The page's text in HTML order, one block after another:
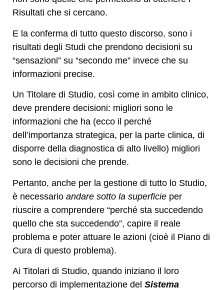
Risultati che si cercano.
E la conferma di tutto questo discorso, sono i
risultati degli Studi che prendono decisioni su
“sensazioni” su “secondo me” invece che su
informazioni precise.
Un Titolare di Studio, così come in ambito clinico,
deve prendere decisioni: migliori sono le
informazioni che ha (ecco il perché
dell’importanza strategica, per la parte clinica, di
disporre della diagnostica di alto livello) migliori
sono le decisioni che prende.
Pertanto, anche per la gestione di tutto lo Studio,
è necessario andare sotto la superficie per
riuscire a comprendere “perché sta succedendo
quello che sta succedendo”, capire il reale
problema e poter attuare le azioni (cioè il Piano di
Cura di questo problema).
Ai Titolari di Studio, quando iniziano il loro
percorso di implementazione del Sistema